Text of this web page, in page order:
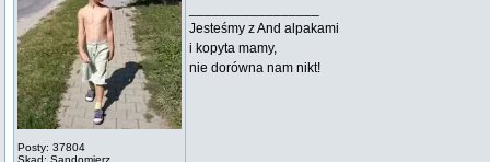
Posty: 37804
Skąd: Sandomierz
Jesteśmy z And alpakami
i kopyta mamy,
nie dorówna nam nikt!